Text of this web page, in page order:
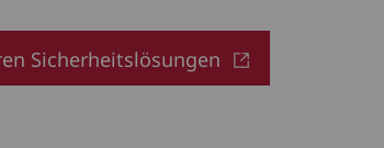
Sicherheitslösungen